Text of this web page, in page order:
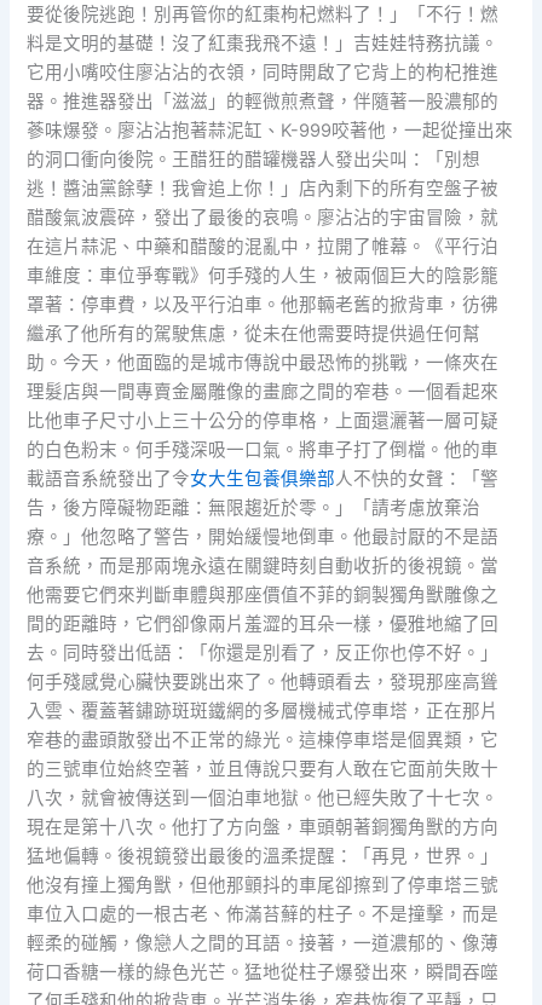
要從後院逃跑！別再管你的紅棗枸杞燃料了！」「不行！燃
料是文明的基礎！沒了紅棗我飛不遠！」吉娃娃特務抗議。
它用小嘴咬住廖沾沾的衣領，同時開啟了它背上的枸杞推進
器。推進器發出「滋滋」的輕微煎煮聲，伴隨著一股濃郁的
蔘味爆發。廖沾沾抱著蒜泥缸、K-999咬著他，一起從撞出來
的洞口衝向後院。王醋狂的醋罐機器人發出尖叫：「別想
逃！醬油黨餘孽！我會追上你！」店內剩下的所有空盤子被
醋酸氣波震碎，發出了最後的哀鳴。廖沾沾的宇宙冒險，就
在這片蒜泥、中藥和醋酸的混亂中，拉開了帷幕。《平行泊
車維度：車位爭奪戰》何手殘的人生，被兩個巨大的陰影籠
罩著：停車費，以及平行泊車。他那輛老舊的掀背車，彷彿
繼承了他所有的駕駛焦慮，從未在他需要時提供過任何幫
助。今天，他面臨的是城市傳說中最恐怖的挑戰，一條夾在
理髮店與一間專賣金屬雕像的畫廊之間的窄巷。一個看起來
比他車子尺寸小上三十公分的停車格，上面還灑著一層可疑
的白色粉末。何手殘深吸一口氣。將車子打了倒檔。他的車
載語音系統發出了令女大生包養俱樂部人不快的女聲：「警
告，後方障礙物距離：無限趨近於零。」「請考慮放棄治
療。」他忽略了警告，開始緩慢地倒車。他最討厭的不是語
音系統，而是那兩塊永遠在關鍵時刻自動收折的後視鏡。當
他需要它們來判斷車體與那座價值不菲的銅製獨角獸雕像之
間的距離時，它們卻像兩片羞澀的耳朵一樣，優雅地縮了回
去。同時發出低語：「你還是別看了，反正你也停不好。」
何手殘感覺心臟快要跳出來了。他轉頭看去，發現那座高聳
入雲、覆蓋著鏽跡斑斑鐵網的多層機械式停車塔，正在那片
窄巷的盡頭散發出不正常的綠光。這棟停車塔是個異類，它
的三號車位始終空著，並且傳說只要有人敢在它面前失敗十
八次，就會被傳送到一個泊車地獄。他已經失敗了十七次。
現在是第十八次。他打了方向盤，車頭朝著銅獨角獸的方向
猛地偏轉。後視鏡發出最後的溫柔提醒：「再見，世界。」
他沒有撞上獨角獸，但他那顫抖的車尾卻擦到了停車塔三號
車位入口處的一根古老、佈滿苔蘚的柱子。不是撞擊，而是
輕柔的碰觸，像戀人之間的耳語。接著，一道濃郁的、像薄
荷口香糖一樣的綠色光芒。猛地從柱子爆發出來，瞬間吞噬